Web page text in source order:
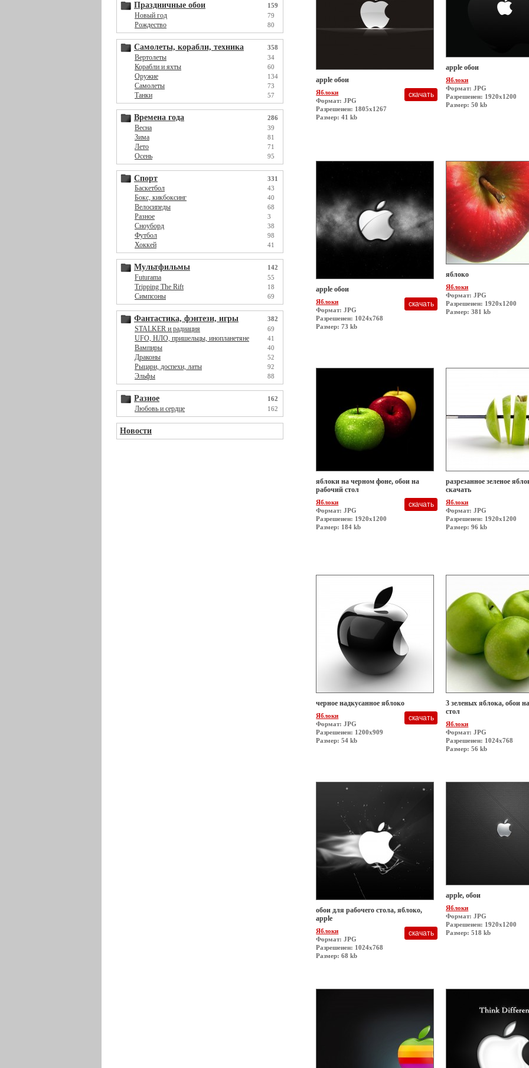
Праздничные обои 159
Новый год 79
Рождество 80
Самолеты, корабли, техника 358
Вертолеты 34
Корабли и яхты 60
Оружие 134
Самолеты 73
Танки 57
Времена года 286
Весна 39
Зима 81
Лето 71
Осень 95
Спорт 331
Баскетбол 43
Бокс, кикбоксинг 40
Велосипеды 68
Разное 3
Сноуборд 38
Футбол 98
Хоккей 41
Мультфильмы 142
Futurama 55
Tripping The Rift 18
Симпсоны 69
Фантастика, фэнтези, игры 382
STALKER и радиация 69
UFO, НЛО, пришельцы, инопланетяне 41
Вампиры 40
Драконы 52
Рыцари, доспехи, латы 92
Эльфы 88
Разное 162
Любовь и сердце 162
Новости
apple обои
Яблоки
Формат: JPG
Разрешеиен: 1805x1267
Размер: 41 kb
apple обои
Яблоки
Формат: JPG
Разрешеиен: 1920x1200
Размер: 50 kb
apple обои
Яблоки
Формат: JPG
Разрешеиен: 1024x768
Размер: 73 kb
яблоко
Яблоки
Формат: JPG
Разрешеиен: 1920x1200
Размер: 381 kb
яблоки на черном фоне, обои на
рабочий стол
Яблоки
Формат: JPG
Разрешеиен: 1920x1200
Размер: 184 kb
разрезанное зеленое
скачать
Яблоки
Формат: JPG
Разрешеиен: 1920x1200
Размер: 96 kb
черное надкусанное яблоко
Яблоки
Формат: JPG
Разрешеиен: 1200x909
Размер: 54 kb
3 зеленых яблока, обои
стол
Яблоки
Формат: JPG
Разрешеиен: 1024x768
Размер: 56 kb
обои для рабочего стола, яблоко,
apple
Яблоки
Формат: JPG
Разрешеиен: 1024x768
Размер: 68 kb
apple, обои
Яблоки
Формат: JPG
Разрешеиен: 1920x1200
Размер: 518 kb